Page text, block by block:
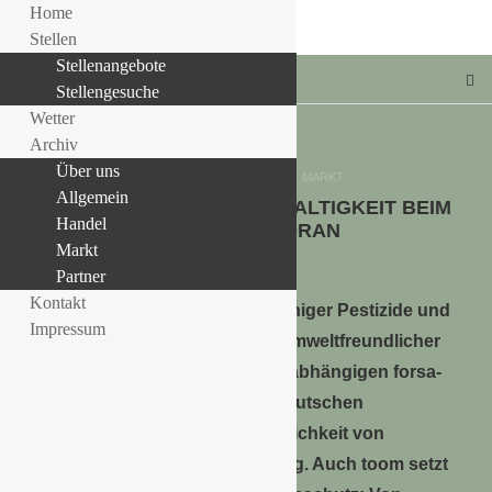
TOOM TREIBT DIE NACHHALTIGKEIT BEIM
GÄRTNERN VORAN
Weniger Pestizide und
Plastikmüll, mehr Moorschutz: Umweltfreundlicher
gärtnern mit toom. Laut einer unabhängigen forsa-
Umfrage ist für 70 Prozent der deutschen
Hobbygärtner die Umweltfreundlichkeit von
Produkten von großer Bedeutung. Auch toom setzt
Home
Stellen
Stellenangebote
Stellengesuche
Wetter
Archiv
Über uns
Allgemein
Handel
Markt
Partner
Kontakt
Impressum